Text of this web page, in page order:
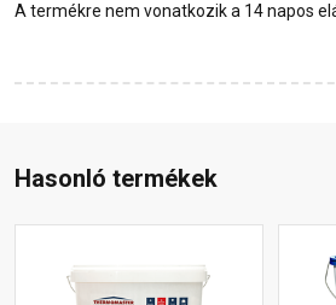
A termékre nem vonatkozik a 14 napos
Hasonló termékek